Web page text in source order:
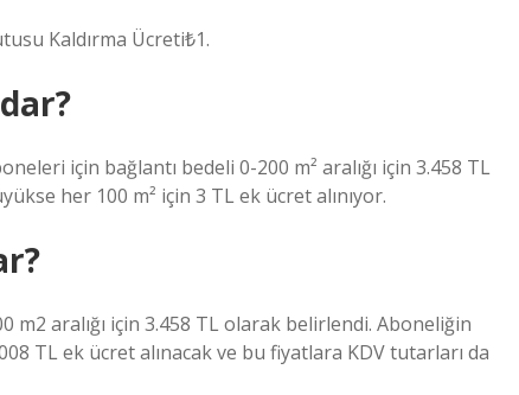
Kaldırma Ücreti₺1.
için bağlantı bedeli 0-200 m² aralığı için 3.458 TL
her 100 m² için 3 TL ek ücret alınıyor.
m2 aralığı için 3.458 TL olarak belirlendi. Aboneliğin
TL ek ücret alınacak ve bu fiyatlara KDV tutarları da